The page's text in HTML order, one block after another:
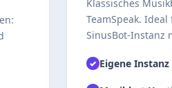
Klassisches
TeamSpeak.
SinusBot-Instanz
✓ Eigene Instanz